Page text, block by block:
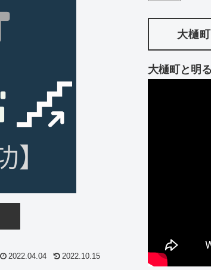
2022.04.04 2022.10.15
大樋
大樋町と明